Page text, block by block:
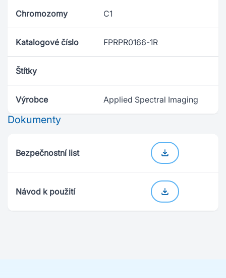
Chromozomy C1
Katalogové číslo FPRPR0166-1R
Štítky
Výrobce Applied Spectral Imaging
Dokumenty
Bezpečnostní list
Návod k použití